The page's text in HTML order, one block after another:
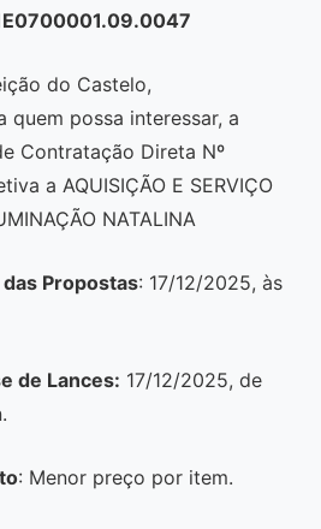
do Castelo,
quem possa interessar, a
Contratação Direta Nº
a AQUISIÇÃO E SERVIÇO
NATALINA
Propostas: 17/12/2025, às
de Lances: 17/12/2025, de
: Menor preço por item.